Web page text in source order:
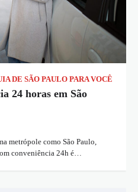
DE SÃO PAULO PARA VOCÊ
24 horas em São
metrópole como São Paulo,
conveniência 24h é…